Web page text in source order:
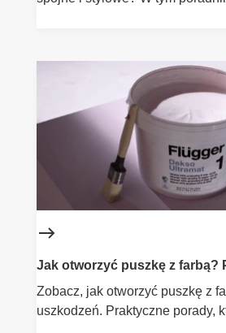
oraz jak wykorzystać neutralne
praktyczny przewodnik, który
przemyślane i estetyczne
Jak otworzyć puszkę z farbą?
poradnik
Zobacz, jak otworzyć puszkę z
uszkodzeń. Praktyczne porady,